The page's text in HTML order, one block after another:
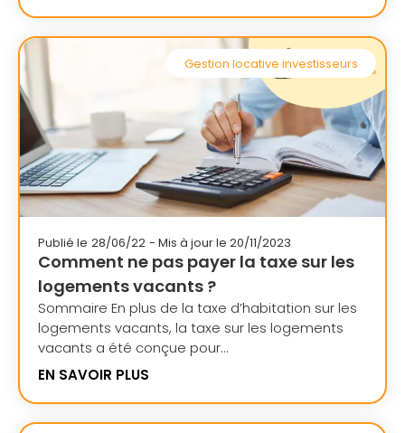
Gestion locative investisseurs
Publié le 28/06/22 - Mis à jour le 20/11/2023
Comment ne pas payer la taxe sur les
logements vacants ?
Sommaire En plus de la taxe d’habitation sur les
logements vacants, la taxe sur les logements
vacants a été conçue pour...
EN SAVOIR PLUS